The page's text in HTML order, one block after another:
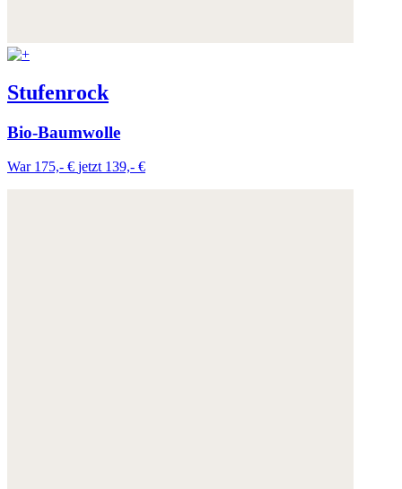
Stufenrock
Bio-Baumwolle
War 175,- € jetzt 139,- €